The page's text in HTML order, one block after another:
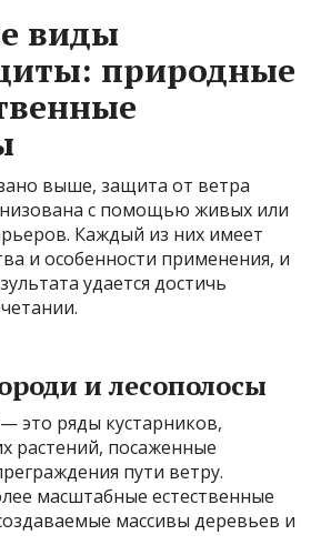
виды
природные
выше, защита от ветра
с помощью живых или
Каждый из них имеет
и особенности применения, и
удается достичь
и лесополосы
это ряды кустарников,
растений, посаженные
пути ветру.
масштабные естественные
массивы деревьев и